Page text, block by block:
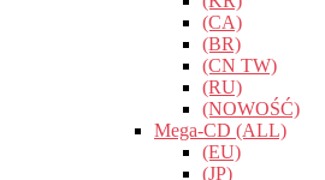
(CA)
(BR)
(CN TW)
(RU)
(NOWOŚĆ)
Mega-CD (ALL)
(EU)
(JP)